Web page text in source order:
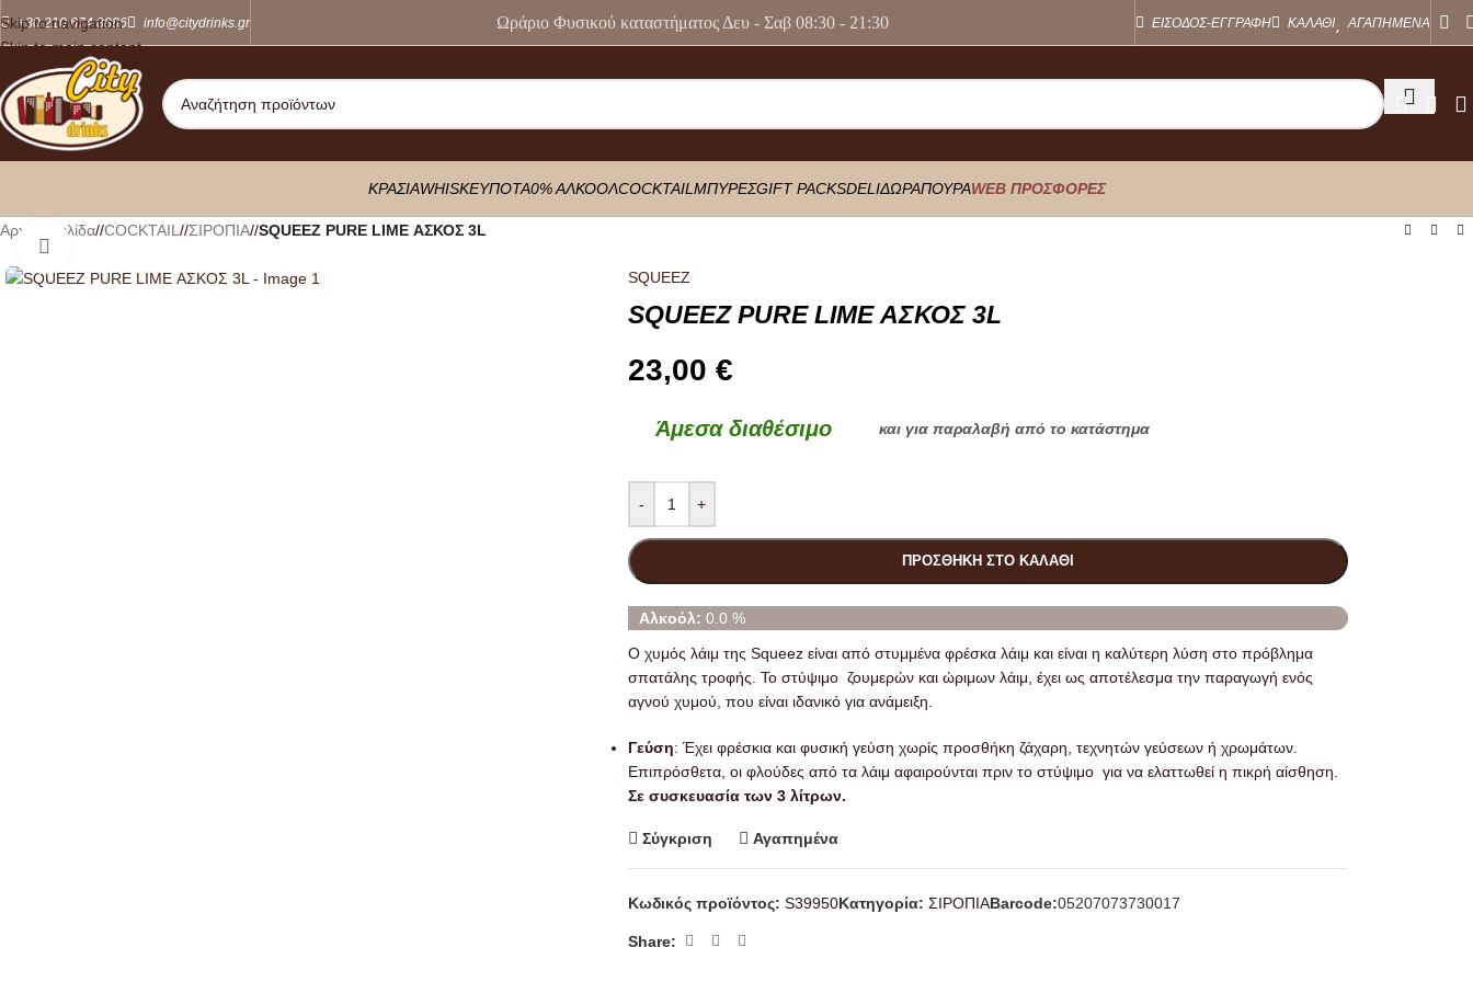
Skip to navigation
Skip to main content
+30 210 674 8886 info@citydrinks.gr Ωράριο Φυσικού καταστήματος Δευ - Σαβ 08:30 - 21:30 ΕΙΣΟΔΟΣ-ΕΓΓΡΑΦΗ ΚΑΛΑΘΙ ΑΓΑΠΗΜΕΝΑ
ΚΡΑΣΙΑWHISKEYΠΟΤΑ0% ΑΛΚΟΟΛCOCKTAIL ΜΠΥΡΕΣGIFT PACKSDELIΔΩΡΑΠΟΥΡΑWEB ΠΡΟΣΦΟΡΕΣ
Αρχική σελίδα/ COCKTAIL / ΣΙΡΟΠΙΑ/ SQUEEZ PURE LIME ΑΣΚΟΣ 3L
SQUEEZ
SQUEEZ PURE LIME ΑΣΚΟΣ 3L
23,00 €
Άμεσα διαθέσιμο και για παραλαβή από το κατάστημα
- +
ΠΡΟΣΘΉΚΗ ΣΤΟ ΚΑΛΆΘΙ
Αλκοόλ: 0.0 %
Ο χυμός λάιμ της Squeez είναι από στυμμένα φρέσκα λάιμ και είναι η καλύτερη λύση στο πρόβλημα
σπατάλης τροφής. Το στύψιμο ζουμερών και ώριμων λάιμ, έχει ως αποτέλεσμα την παραγωγή ενός
αγνού χυμού, που είναι ιδανικό για ανάμειξη.
Γεύση: Έχει φρέσκια και φυσική γεύση χωρίς προσθήκη ζάχαρη, τεχνητών γεύσεων ή χρωμάτων.
Επιπρόσθετα, οι φλούδες από τα λάιμ αφαιρούνται πριν το στύψιμο για να ελαττωθεί η πικρή αίσθηση.
Σε συσκευασία των 3 λίτρων.
Σύγκριση Αγαπημένα
Κωδικός προϊόντος: S39950Κατηγορία: ΣΙΡΟΠΙΑBarcode:05207073730017
Share: